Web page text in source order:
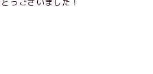
うございました！